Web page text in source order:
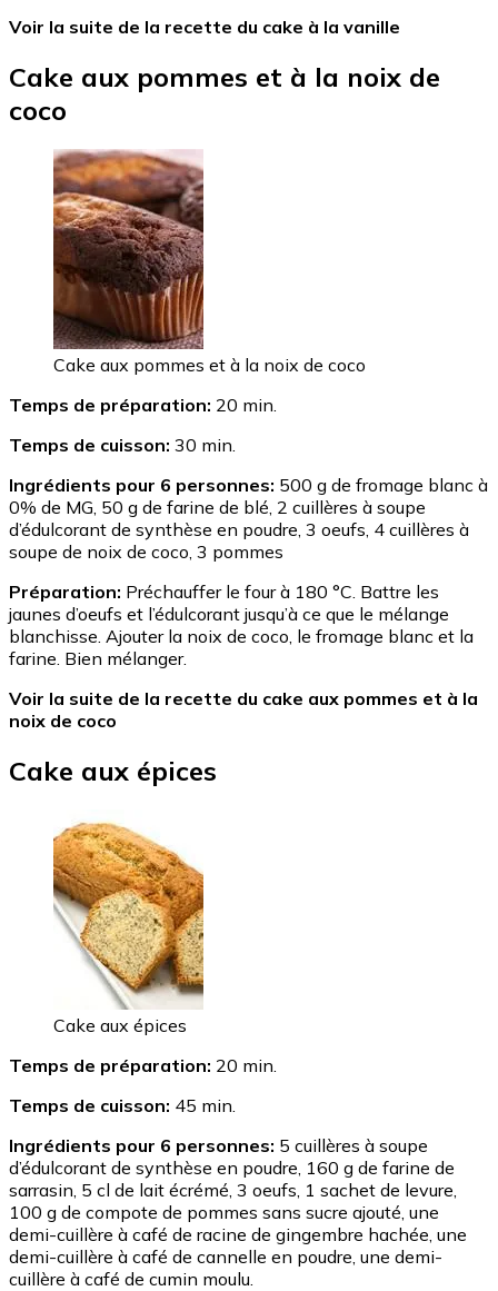
Voir la suite de la recette du cake à la vanille
Cake aux pommes et à la noix de
coco
Cake aux pommes et à la noix de coco
Temps de préparation: 20 min.
Temps de cuisson: 30 min.
Ingrédients pour 6 personnes: 500 g de fromage blanc à
0% de MG, 50 g de farine de blé, 2 cuillères à soupe
d’édulcorant de synthèse en poudre, 3 oeufs, 4 cuillères à
soupe de noix de coco, 3 pommes
Préparation: Préchauffer le four à 180 °C. Battre les
jaunes d’oeufs et l’édulcorant jusqu’à ce que le mélange
blanchisse. Ajouter la noix de coco, le fromage blanc et la
farine. Bien mélanger.
Voir la suite de la recette du cake aux pommes et à la
noix de coco
Cake aux épices
Cake aux épices
Temps de préparation: 20 min.
Temps de cuisson: 45 min.
Ingrédients pour 6 personnes: 5 cuillères à soupe
d’édulcorant de synthèse en poudre, 160 g de farine de
sarrasin, 5 cl de lait écrémé, 3 oeufs, 1 sachet de levure,
100 g de compote de pommes sans sucre ajouté, une
demi-cuillère à café de racine de gingembre hachée, une
demi-cuillère à café de cannelle en poudre, une demi-
cuillère à café de cumin moulu.